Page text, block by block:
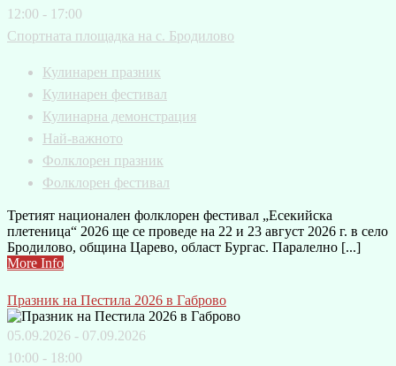
12:00 - 17:00
Спортната площадка на с. Бродилово
Кулинарен празник
Кулинарен фестивал
Кулинарна демонстрация
Най-важното
Фолклорен празник
Фолклорен фестивал
Третият национален фолклорен фестивал „Есекийска
плетеница“ 2026 ще се проведе на 22 и 23 август 2026 г. в село
Бродилово, община Царево, област Бургас. Паралелно [...]
More Info
Празник на Пестила 2026 в Габрово
05.09.2026 - 07.09.2026
10:00 - 18:00